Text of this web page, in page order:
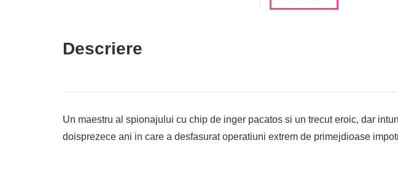
Descriere
Un maestru al spionajului cu chip de inger pacatos si un trecut eroic, dar
doisprezece ani in care a desfasurat operatiuni extrem de primejdioase